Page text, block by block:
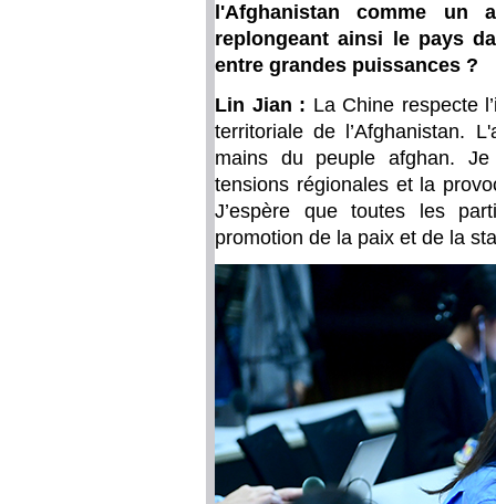
l'Afghanistan comme un
replongeant ainsi le pays
entre grandes puissances ?
Lin Jian : La Chine respecte
territoriale de l’Afghanistan.
mains du peuple afghan.
tensions régionales et la
J’espère que toutes les
promotion de la paix et de la